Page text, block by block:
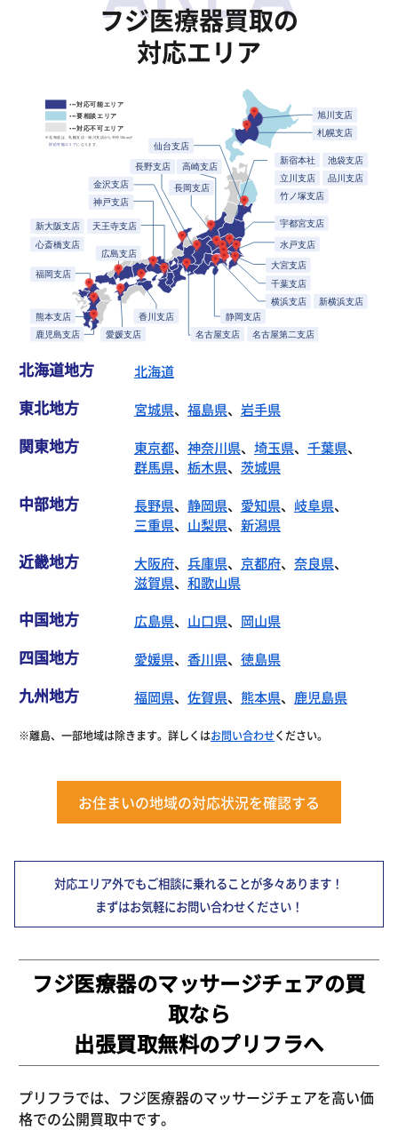
フジ医療器買取の
対応エリア
北海道地方 北海道
東北地方 宮城県、 福島県、 岩手県
関東地方 東京都、 神奈川県、 埼玉県、 千葉県、
群馬県、 栃木県、 茨城県
中部地方 長野県、 静岡県、 愛知県、 岐阜県、
三重県、 山梨県、 新潟県
近畿地方 大阪府、 兵庫県、 京都府、 奈良県、
滋賀県、 和歌山県
中国地方 広島県、 山口県、 岡山県
四国地方 愛媛県、 香川県、 徳島県
九州地方 福岡県、 佐賀県、 熊本県、 鹿児島県
※離島、一部地域は除きます。詳しくはお問い合わせください。
お住まいの地域の対応状況を確認する
対応エリア外でもご相談に乗れることが多々あります！
まずはお気軽にお問い合わせください！
フジ医療器のマッサージチェアの買
取なら
出張買取無料のプリフラへ
プリフラでは、フジ医療器のマッサージチェアを高い価
格での公開買取中です。